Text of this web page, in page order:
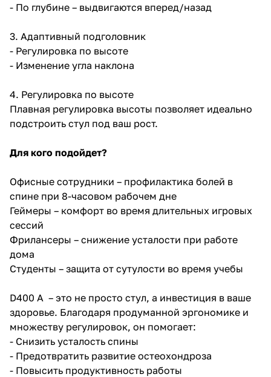
- По глубине – выдвигаются вперед/назад
3. Адаптивный подголовник
- Регулировка по высоте
- Изменение угла наклона
4. Регулировка по высоте
Плавная регулировка высоты позволяет идеально
подстроить стул под ваш рост.
Для кого подойдет?
Офисные сотрудники – профилактика болей в
спине при 8-часовом рабочем дне
Геймеры – комфорт во время длительных игровых
сессий
Фрилансеры – снижение усталости при работе
дома
Студенты – защита от сутулости во время учебы
D400 A – это не просто стул, а инвестиция в ваше
здоровье. Благодаря продуманной эргономике и
множеству регулировок, он помогает:
- Снизить усталость спины
- Предотвратить развитие остеохондроза
- Повысить продуктивность работы